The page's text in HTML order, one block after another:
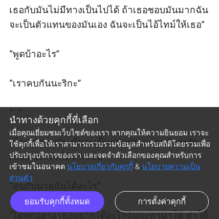
นำทางด้วยคุกกี้ที่เลือก
เมื่อคุณเยี่ยมชมเว็บไซต์ของเรา หากคุณให้ความยินยอม เราจะ
ใช้คุกกี้เพื่อให้เราสามารถรวบรวมข้อมูลสำหรับสถิติโดยรวมเพื่อ
ปรับปรุงบริการของเรา และจดจำตัวเลือกของคุณสำหรับการ
เข้าชมในอนาคต นโยบายเกี่ยวกับคุกกี้ & นโยบายความเป็น
ส่วนตัว
ยอมรับคุกกี้ทั้งหมด การตั้งค่าคุกกี้
เธอกับมันไม่มีทางเป็นไปได้ ถ้าเธอชอบมันมากฉัน
จะเป็นตัวแทนของมันเอง ฉันจะเป็นไอ้ไทม์ให้เธอ”
“พูดบ้าอะไร”
“เราคบกันนะริกะ”
“...”
“ถ้าเธอชอบมัน ฉันจะเป็นแบบมัน แต่ว่าฉันจะรัก
เธอมากกว่าที่มันรักเธอ”
“ได้ทุกอย่าง เธออยากได้อะไรฉันจะหามาให้ ทำให้